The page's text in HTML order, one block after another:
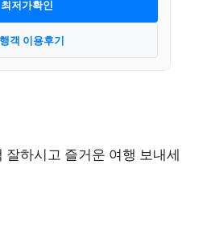
최저가확인
객 이용후기
잘하시고 즐거운 여행 보내세